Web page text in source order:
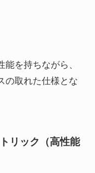
を持ちながら、
の取れた仕様とな
リック（高性能